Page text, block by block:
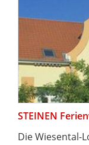
STEINEN
Die Wiesental-